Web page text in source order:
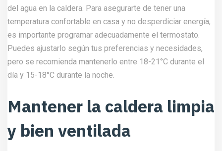
del agua en la caldera. Para asegurarte de tener una
temperatura confortable en casa y no desperdiciar energía,
es importante programar adecuadamente el termostato.
Puedes ajustarlo según tus preferencias y necesidades,
pero se recomienda mantenerlo entre 18-21°C durante el
día y 15-18°C durante la noche.
Mantener la caldera limpia
y bien ventilada